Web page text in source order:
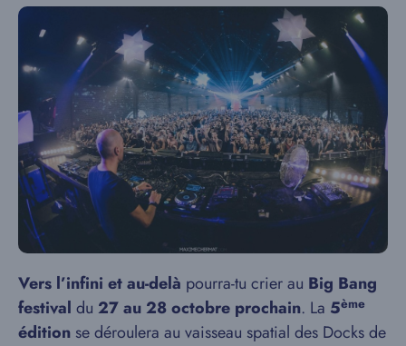
Vers l’infini et au-delà pourra-tu crier au Big Bang
festival du 27 au 28 octobre prochain. La 5ème
édition se déroulera au vaisseau spatial des Docks de